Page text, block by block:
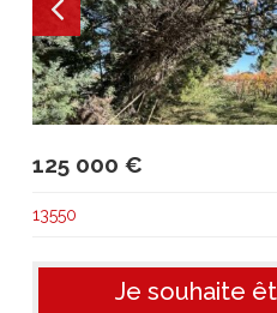
125 000 €
13550
Je souhaite